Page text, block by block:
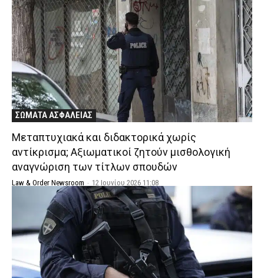
ΣΩΜΑΤΑ ΑΣΦΑΛΕΙΑΣ
Μεταπτυχιακά και διδακτορικά χωρίς
αντίκρισμα; Αξιωματικοί ζητούν μισθολογική
αναγνώριση των τίτλων σπουδών
Law & Order Newsroom - 12 Ιουνίου 2026 11:08